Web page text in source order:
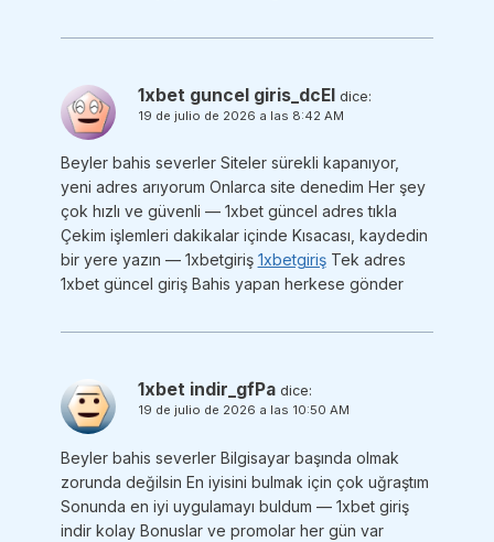
1xbet guncel giris_dcEl dice:
19 de julio de 2026 a las 8:42 AM
Beyler bahis severler Siteler sürekli kapanıyor,
yeni adres arıyorum Onlarca site denedim Her şey
çok hızlı ve güvenli — 1xbet güncel adres tıkla
Çekim işlemleri dakikalar içinde Kısacası, kaydedin
bir yere yazın — 1xbetgiriş 1xbetgirişTek adres
1xbet güncel giriş Bahis yapan herkese gönder
1xbet indir_gfPa dice:
19 de julio de 2026 a las 10:50 AM
Beyler bahis severler Bilgisayar başında olmak
zorunda değilsin En iyisini bulmak için çok uğraştım
Sonunda en iyi uygulamayı buldum — 1xbet giriş
indir kolay Bonuslar ve promolar her gün var